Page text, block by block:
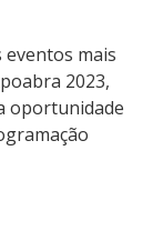
mais
2023,
oportunidade